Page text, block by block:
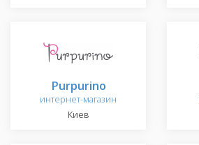
Purpurino
интернет-магазин
Киев